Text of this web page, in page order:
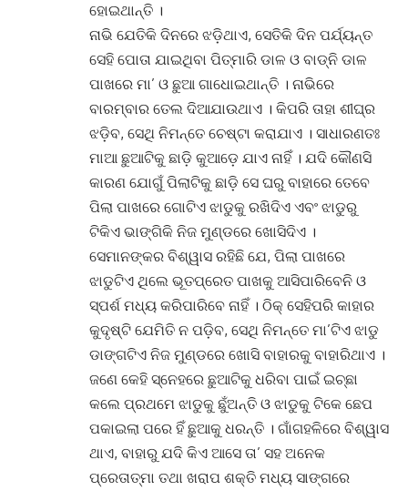
ହୋଇଥାନ୍ତି ।
ନାଭି ଯେତିକି ଦିନରେ ଝଡ଼ିଥାଏ, ସେତିକି ଦିନ ପର୍ଯ୍ୟନ୍ତ
ସେହି ପୋତା ଯାଇଥିବା ପିତ୍‌ମାରି ଡାଳ ଓ ବାଡ୍‌ନି ଡାଳ
ପାଖରେ ମା’ ଓ ଛୁଆ ଗାଧୋଇଥାନ୍ତି । ନାଭିରେ
ବାରମ୍ବାର ତେଲ ଦିଆଯାଉଥାଏ । କିପରି ତାହା ଶୀଘ୍ର
ଝଡ଼ିବ, ସେଥି ନିମନ୍ତେ ଚେଷ୍ଟା କରାଯାଏ । ସାଧାରଣତଃ
ମାଆ ଛୁଆଟିକୁ ଛାଡ଼ି କୁଆଡ଼େ ଯାଏ ନାହିଁ । ଯଦି କୌଣସି
କାରଣ ଯୋଗୁଁ ପିଲାଟିକୁ ଛାଡ଼ି ସେ ଘରୁ ବାହାରେ ତେବେ
ପିଲା ପାଖରେ ଗୋଟିଏ ଝାଡୁକୁ ରଖିଦିଏ ଏବଂ ଝାଡୁରୁ
ଟିକିଏ ଭାଙ୍ଗିକି ନିଜ ମୁଣ୍ଡରେ ଖୋସିଦିଏ ।
ସେମାନଙ୍କର ବିଶ୍ୱାସ ରହିଛି ଯେ, ପିଲା ପାଖରେ
ଝାଡୁଟିଏ ଥିଲେ ଭୂତପ୍ରେତ ପାଖକୁ ଆସିପାରିବେନି ଓ
ସ୍ପର୍ଶ ମଧ୍ୟ କରିପାରିବେ ନାହିଁ । ଠିକ୍ ସେହିପରି କାହାର
କୁଦୃଷ୍ଟି ଯେମିତି ନ ପଡ଼ିବ, ସେଥି ନିମନ୍ତେ ମା’ଟିଏ ଝାଡୁ
ଡାଙ୍ଗଟିଏ ନିଜ ମୁଣ୍ଡରେ ଖୋସି ବାହାରକୁ ବାହାରିଥାଏ ।
ଜଣେ କେହି ସ୍ନେହରେ ଛୁଆଟିକୁ ଧରିବା ପାଇଁ ଇଚ୍ଛା
କଲେ ପ୍ରଥମେ ଝାଡୁକୁ ଛୁଁଅନ୍ତି ଓ ଝାଡୁକୁ ଟିକେ ଛେପ
ପକାଇଲା ପରେ ହିଁ ଛୁଆକୁ ଧରନ୍ତି । ଗାଁଗହଳିରେ ବିଶ୍ୱାସ
ଥାଏ, ବାହାରୁ ଯଦି କିଏ ଆସେ ତା’ ସହ ଅନେକ
ପ୍ରେତାତ୍ମା ତଥା ଖରାପ ଶକ୍ତି ମଧ୍ୟ ସାଙ୍ଗରେ